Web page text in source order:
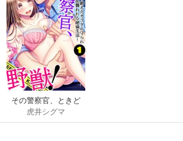
その警察官、ときど
き野獣！～鍛えたカ
ラダに守られ＆襲わ
虎井シグマ